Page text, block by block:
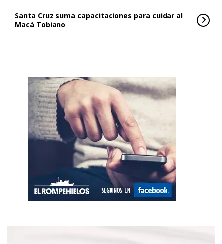
Santa Cruz suma capacitaciones para cuidar al
Macá Tobiano